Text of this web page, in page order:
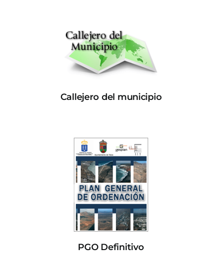
Callejero del municipio
PGO Definitivo